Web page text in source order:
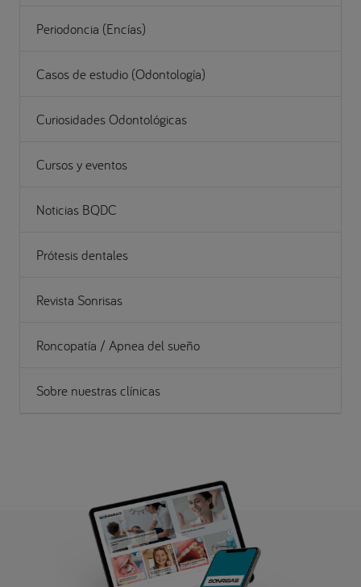
Periodoncia (Encías)
Casos de estudio (Odontología)
Curiosidades Odontológicas
Cursos y eventos
Noticias BQDC
Prótesis dentales
Revista Sonrisas
Roncopatía / Apnea del sueño
Sobre nuestras clínicas